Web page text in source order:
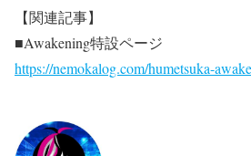
2023/10/29(日)
東京流通センター 第一展示場
価格:1,800円(会場限定価格)
📢特設サイト
pic.twitter.com/nlvneJHvOT
【関連記事】
■Awakening特設ページ
https://nemokalog.com/humetsuka-